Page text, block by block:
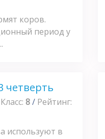
коров.
период у
четверть
Класс: 8/ Рейтинг:
используют в